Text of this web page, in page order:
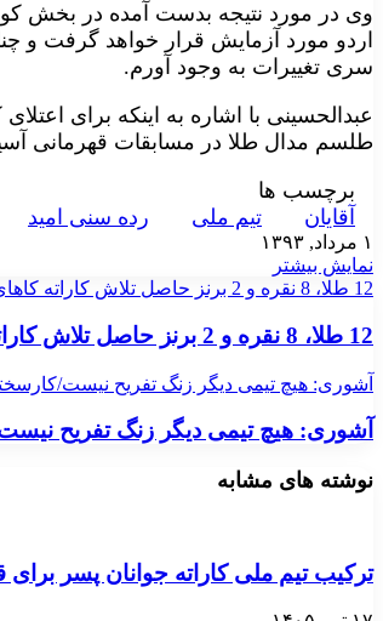
وی در مورد نتیجه بدست آمده در بخش
اردو مورد آزمایش قرار خواهد گرفت و
سری تغییرات به وجود آورم.
عبدالحسینی با اشاره به اینکه برای
طلسم مدال طلا در مسابقات قهرمانی
برچسب ها
آقايان
تيم ملی رده سنی امید
۱ مرداد, ۱۳۹۳
نمایش بیشتر
12 طلا، 8 نقره و 2 برنز حاصل تلاش کاراته کاهای ایران
12 طلا، 8 نقره و 2 برنز حاصل تلاش کاراته کاهای ایران
آشوری: هیچ تیمی دیگر زنگ تفریح نیست/
آشوری: هیچ تیمی دیگر زنگ تفریح
نوشته های مشابه
ترکیب تیم ملی کاراته جوانان پسر برای قهرمانی آسیا